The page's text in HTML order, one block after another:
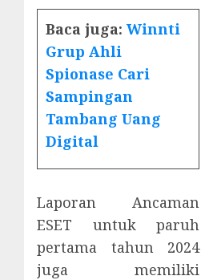
Baca juga: Winnti
Grup Ahli
Spionase Cari
Sampingan
Tambang Uang
Digital
Laporan Ancaman
ESET untuk paruh
pertama tahun 2024
juga memiliki